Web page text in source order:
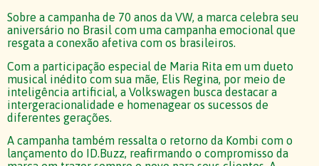
Sobre a campanha de 70 anos da VW, a marca celebra seu
aniversário no Brasil com uma campanha emocional que
resgata a conexão afetiva com os brasileiros.
Com a participação especial de Maria Rita em um dueto
musical inédito com sua mãe, Elis Regina, por meio de
inteligência artificial, a Volkswagen busca destacar a
intergeracionalidade e homenagear os sucessos de
diferentes gerações.
A campanha também ressalta o retorno da Kombi com o
lançamento do ID.Buzz, reafirmando o compromisso da